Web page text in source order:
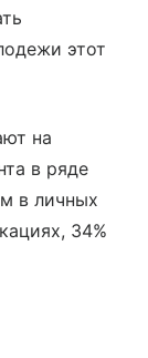
этот
на
в ряде
в личных
34%